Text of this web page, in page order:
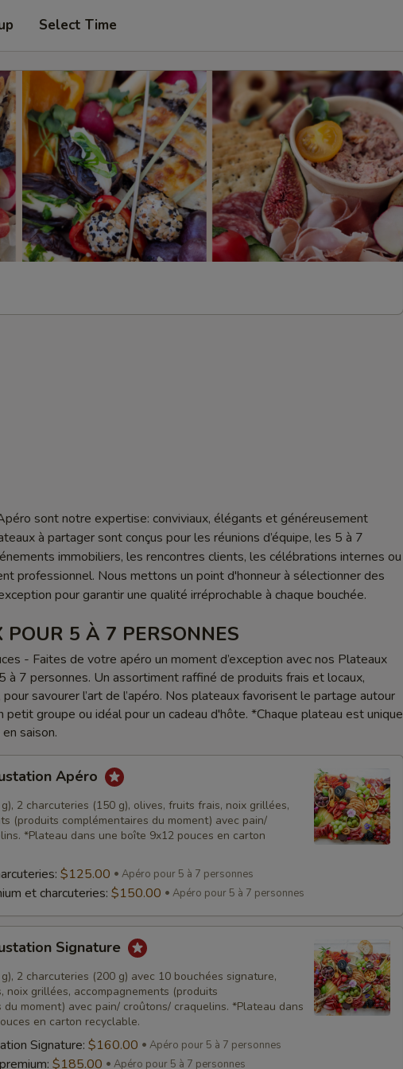
Select Time
sont notre expertise: conviviaux, élégants et généreusement
à partager sont conçus pour les réunions d’équipe, les 5 à 7
immobiliers, les rencontres clients, les célébrations internes ou
professionnel. Nous mettons un point d'honneur à sélectionner des
pour garantir une qualité irréprochable à chaque bouchée.
POUR 5 À 7 PERSONNES
- Faites de votre apéro un moment d’exception avec nos Plateaux
à 7 personnes. Un assortiment raffiné de produits frais et locaux,
savourer l’art de l’apéro. Nos plateaux favorisent le partage autour
petit groupe ou idéal pour un cadeau d'hôte. *Chaque plateau est unique
saison.
Apéro
2 charcuteries (150 g), olives, fruits frais, noix grillées,
(produits complémentaires du moment) avec pain/
*Plateau dans une boîte 9x12 pouces en carton
$125.00 Apéro pour 5 à 7 personnes
et charcuteries: $150.00 Apéro pour 5 à 7 personnes
Signature
2 charcuteries (200 g) avec 10 bouchées signature,
noix grillées, accompagnements (produits
du moment) avec pain/ croûtons/ craquelins. *Plateau dans
en carton recyclable.
Signature: $160.00 Apéro pour 5 à 7 personnes
$185.00 Apéro pour 5 à 7 personnes